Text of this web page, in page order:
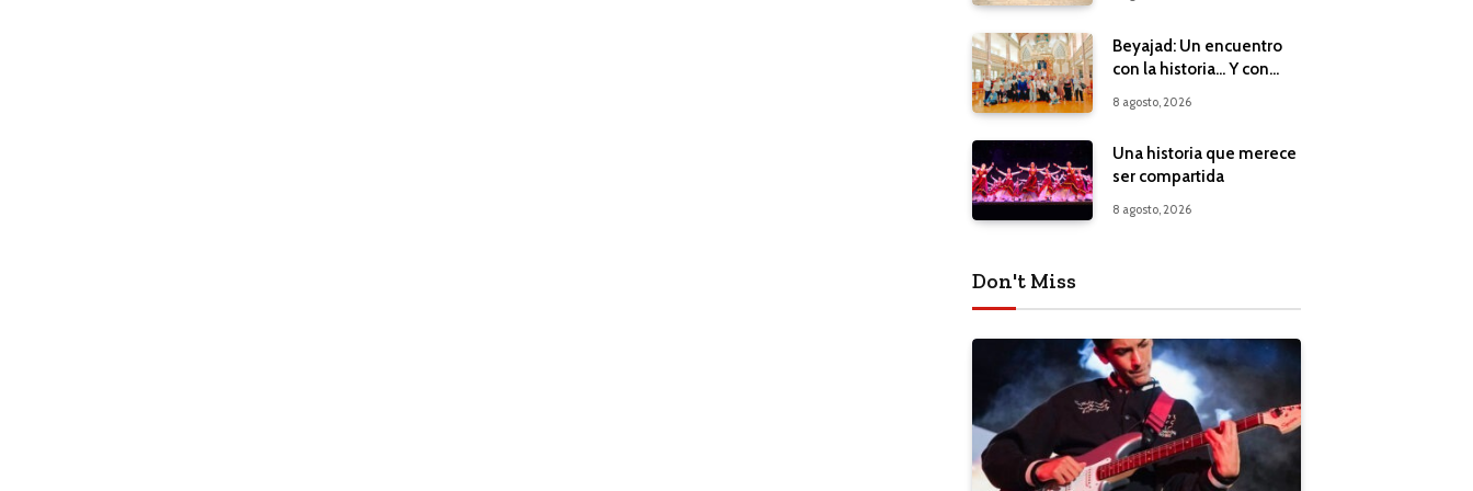
Beyajad: Un encuentro
con la historia… Y con
nuestros propios
recuerdos
8 agosto, 2026
Una historia que merece
ser compartida
8 agosto, 2026
Don't Miss